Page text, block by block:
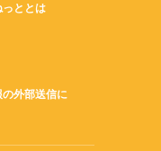
っととは
外部送信に